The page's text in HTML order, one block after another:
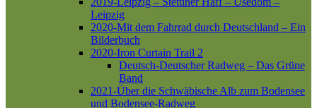
Leipzig
2020-Mit dem Fahrrad durch Deutschland – Ein
Bilderbuch
2020-Iron Curtain Trail 2
Deutsch-Deutscher Radweg – Das Grüne
Band
2021-Über die Schwäbische Alb zum Bodensee
und Bodensee-Radweg